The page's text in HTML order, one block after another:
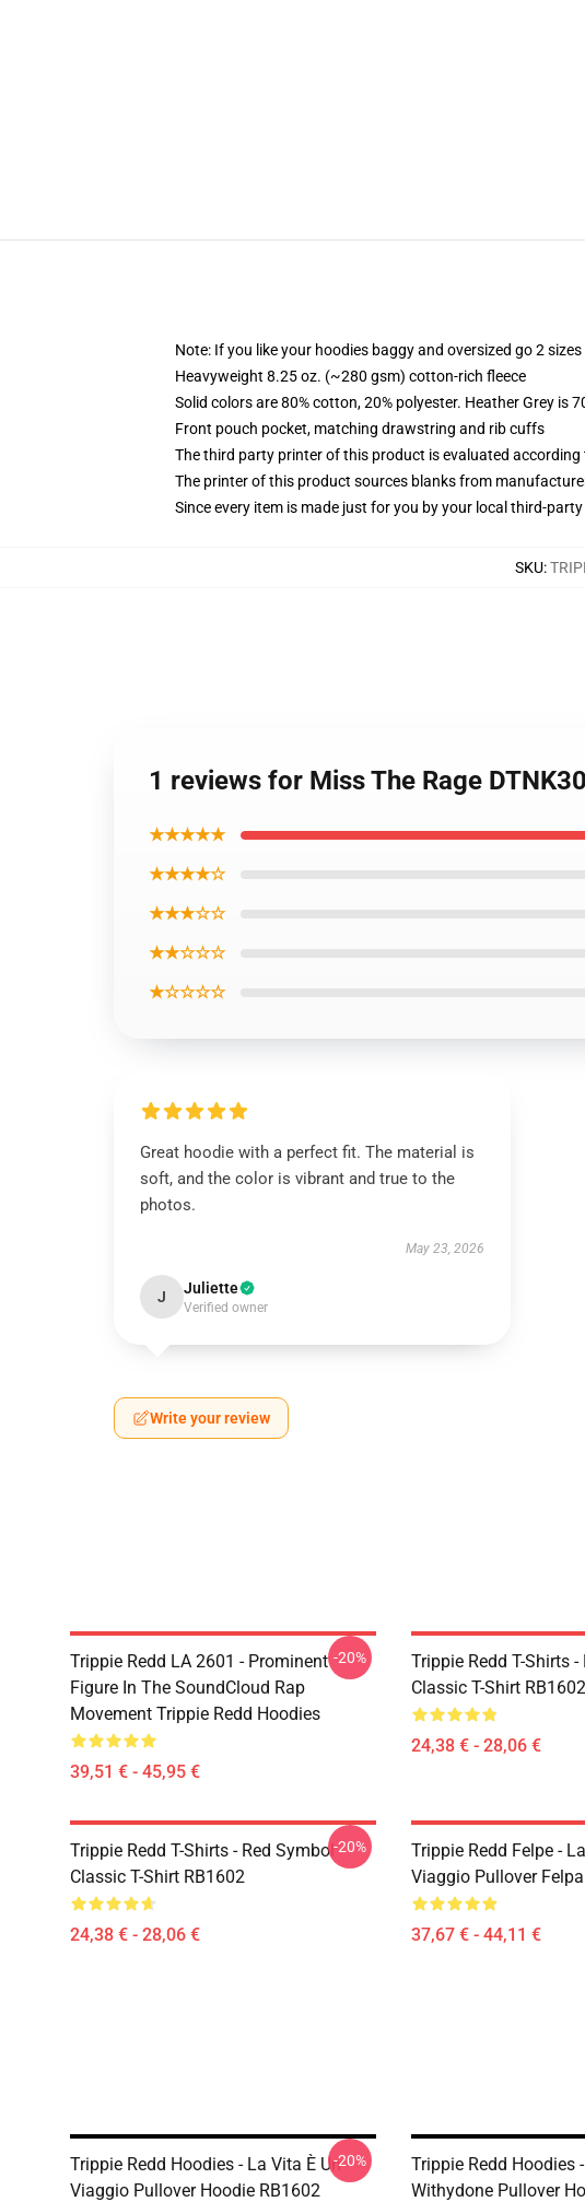
Note: If you like your hoodies baggy and oversized go 2 sizes
Heavyweight 8.25 oz. (~280 gsm) cotton-rich fleece
Solid colors are 80% cotton, 20% polyester. Heather Grey is
Front pouch pocket, matching drawstring and rib cuffs
The third party printer of this product is evaluated
The printer of this product sources blanks from
Since every item is made just for you by your local third-
SKU:
1 reviews for Miss The Rage
★★★★★
★★★★☆
★★★☆☆
★★☆☆☆
★☆☆☆☆
Great hoodie with a perfect fit. The material is
soft, and the color is vibrant and true to the
photos.
May 23, 2026
J Juliette
Verified owner
Write your review
Trippie Redd LA 2601 - Prominent
Figure In The SoundCloud Rap
Movement Trippie Redd Hoodies
39,51 € - 45,95 €
-20%
Trippie Redd T-Shirts
Classic T-Shirt RB1602
24,38 € - 28,06 €
Trippie Redd T-Shirts - Red Symbol
Classic T-Shirt RB1602
24,38 € - 28,06 €
-20%
Trippie Redd Felpe -
Viaggio Pullover
37,67 € - 44,11 €
Trippie Redd Hoodies - La Vita È Un
Viaggio Pullover Hoodie RB1602
-20%
Trippie Redd Hoodies
Withydone Pullover